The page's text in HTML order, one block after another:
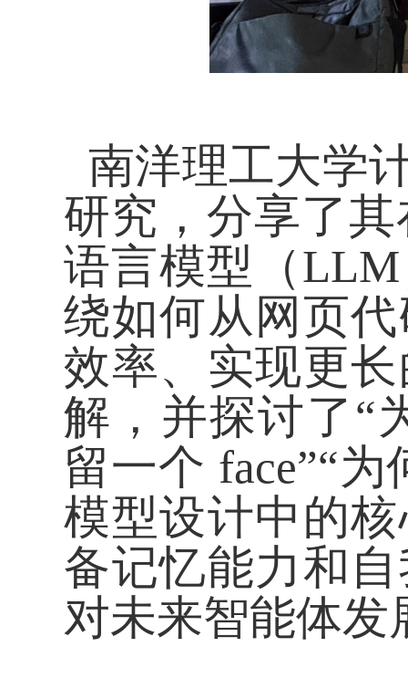
南洋理工大学
研究，分享了
语言模型（
绕如何从网页
效率、实现更
解，并探讨了“
留一个 face”“
模型设计中的
备记忆能力和
对未来智能体发